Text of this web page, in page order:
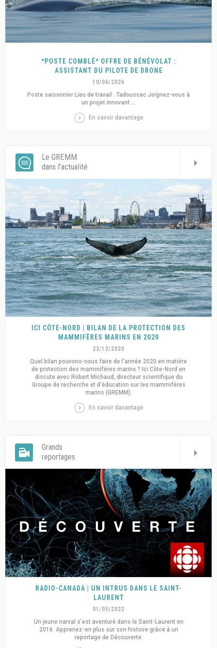
*POSTE COMBLÉ* OFFRE DE BÉNÉVOLAT :
ASSISTANT DU PILOTE DE DRONE
10/06/2026
Poste saisonnier Lieu de travail : Tadoussac Joignez-vous à
un projet innovant ...
En savoir davantage
Le GREMM
dans l'actualité
ICI CÔTE-NORD | BILAN DE LA PROTECTION DES
MAMMIFÈRES MARINS EN 2020
23/12/2020
Quel bilan pouvons-nous faire de l'année 2020 en matière
de protection des mammifères marins ? Ici Côte-Nord en
discute avec Robert Michaud, directeur scientifique du
Groupe de recherche et d'éducation sur les mammifères
marins (GREMM).
En savoir davantage
Grands
reportages
RADIO-CANADA | UN INTRUS DANS LE SAINT-
LAURENT
01/05/2022
Un jeune narval s’est aventuré dans le Saint-Laurent en
2016. Apprenez-en plus sur son histoire grâce à un
reportage de Découverte.